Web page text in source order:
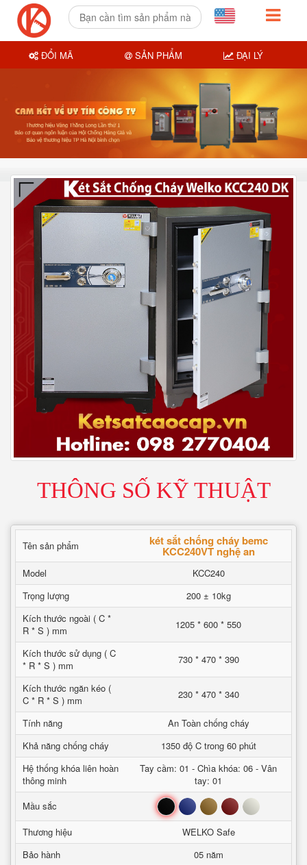
THÔNG SỐ KỸ THUẬT
Tên sản phẩm két sắt chống cháy bemc
KCC240VT nghệ an
Model
KCC240
Trọng lượng
200 ± 10kg
Kích thước ngoài ( C *
R * S ) mm
1205 * 600 * 550
Kích thước sử dụng ( C
* R * S ) mm
730 * 470 * 390
Kích thước ngăn kéo (
C * R * S ) mm
230 * 470 * 340
Tính năng
An Toàn chống cháy
Khả năng chống cháy
1350 độ C trong 60 phút
Hệ thống khóa liên hoàn
thông minh
Tay cầm: 01 - Chìa khóa: 06 - Vân
tay: 01
Mầu sắc
Đen Xanh Nâu Đỏ Trắng
Thương hiệu
WELKO Safe
Bảo hành
05 năm
ĐỔI MÃ SẢN PHẨM ĐẠI LÝ